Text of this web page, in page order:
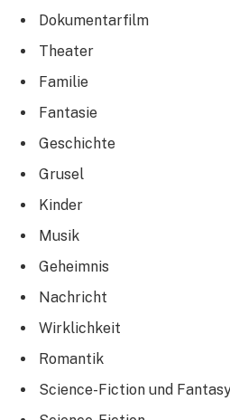
Dokumentarfilm
Theater
Familie
Fantasie
Geschichte
Grusel
Kinder
Musik
Geheimnis
Nachricht
Wirklichkeit
Romantik
Science-Fiction und